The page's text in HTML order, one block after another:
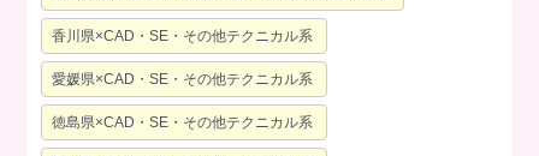
香川県×CAD・SE・その他テクニカル系
愛媛県×CAD・SE・その他テクニカル系
徳島県×CAD・SE・その他テクニカル系